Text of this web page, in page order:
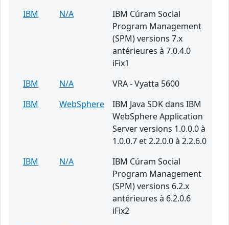
IBM
N/A
IBM Cúram Social
Program Management
(SPM) versions 7.x
antérieures à 7.0.4.0
iFix1
IBM
N/A
VRA - Vyatta 5600
IBM
WebSphere
IBM Java SDK dans IBM
WebSphere Application
Server versions 1.0.0.0 à
1.0.0.7 et 2.2.0.0 à 2.2.6.0
IBM
N/A
IBM Cúram Social
Program Management
(SPM) versions 6.2.x
antérieures à 6.2.0.6
iFix2